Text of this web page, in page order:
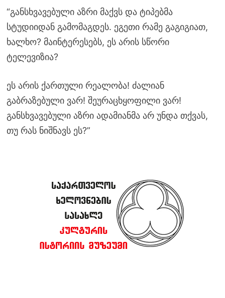
“განსხვავებული აზრი მაქვს და ტიპებმა
სტუდიიდან გამომაგდეს. ეგეთი რამე გაგიგიათ,
ხალხო? მაინტერესებს, ეს არის სწორი
ტელევიზია?
ეს არის ქართული რეალობა! ძალიან
გაბრაზებული ვარ! შეურაცხყოფილი ვარ!
განსხვავებული აზრი ადამიანმა არ უნდა თქვას,
თუ რას ნიშნავს ეს?”